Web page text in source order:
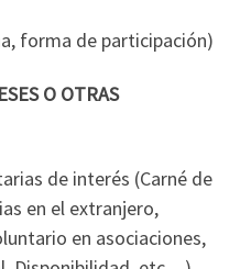
forma de participación)
O OTRAS
de interés (Carné de
en el extranjero,
en asociaciones,